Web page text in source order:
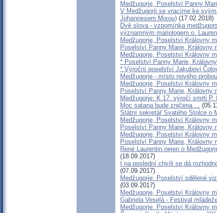
Medžugorje, Poselství Panny
V Medžugorji se vracíme ke
Johannesem Mixou) (17.02.2018)
Dvě slova - vzpomínka
významným mariologem o.
Medžugorje, Poselství Královny
Poselství Panny Marie, Královny
Medžugorje, Poselství Královny
* Poselství Panny Marie,
* Výroční poselství Jakubovi
Medžugorje - místo nového
Medžugorje, Poselství Královny
Poselství Panny Marie, Královny
Medžugorje: K 17. výročí smrti P.
Moc satana bude zničena ...
Státní sekretář Svatého Stolce o
Medžugorje, Poselství Královny
Poselství Panny Marie, Královny
Medžugorje, Poselství Královny
Poselství Panny Marie, Královny
René Laurentin nejen o
(18.09.2017)
I na poslední chvíli se dá
(07.09.2017)
Medžugorje: Poselství sdělené
(03.09.2017)
Medžugorje, Poselství Královny
Gabriela Veselá - Festival
Medžugorje: Poselství Královny